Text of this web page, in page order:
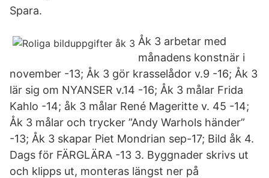
Spara.
Åk 3 arbetar med
månadens konstnär i
november -13; Åk 3 gör krasselådor v.9 -16; Åk 3
lär sig om NYANSER v.14 -16; Åk 3 målar Frida
Kahlo -14; åk 3 målar René Mageritte v. 45 -14;
Åk 3 målar och trycker ”Andy Warhols händer”
-13; Åk 3 skapar Piet Mondrian sep-17; Bild åk 4.
Dags för FÄRGLÄRA -13 3. Byggnader skrivs ut
och klipps ut, monteras längst ner på